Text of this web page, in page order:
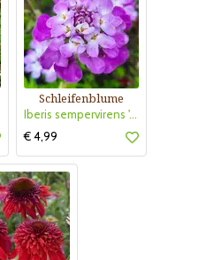
Schleifenblume
Iberis sempervirens 'Absolutely Amethyst'
€ 4,99